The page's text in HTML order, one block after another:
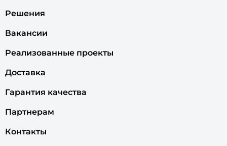
Решения
Вакансии
Реализованные проекты
Доставка
Гарантия качества
Партнерам
Контакты